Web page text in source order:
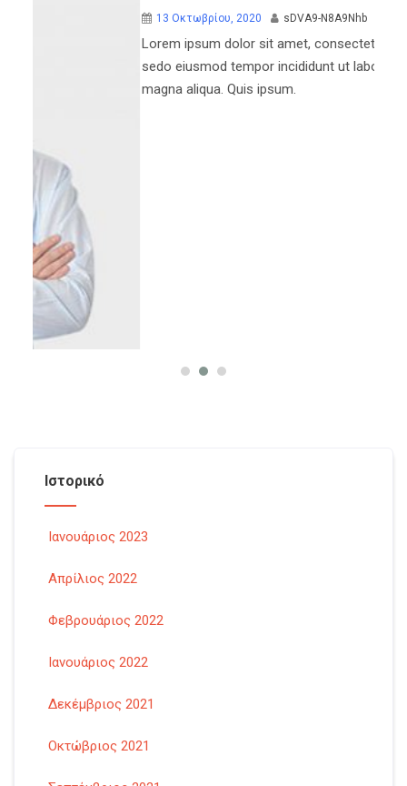
13 Οκτωβρίου, 2020 sDVA9-N8A9Nhb Off
Lorem ipsum dolor sit amet, consectetur adipiscing elit,
sedo eiusmod tempor incididunt ut labore et dolore
magna aliqua. Quis ipsum.
Ιστορικό
Ιανουάριος 2023
Απρίλιος 2022
Φεβρουάριος 2022
Ιανουάριος 2022
Δεκέμβριος 2021
Οκτώβριος 2021